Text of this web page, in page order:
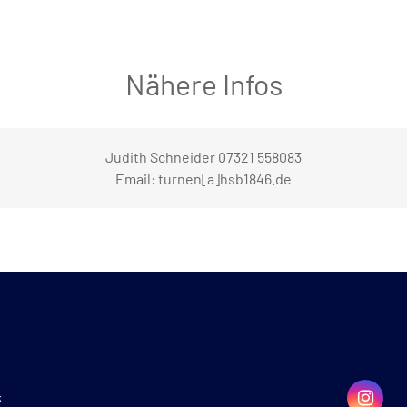
Nähere Infos
Judith Schneider 07321 558083
Email: turnen[a]hsb1846.de